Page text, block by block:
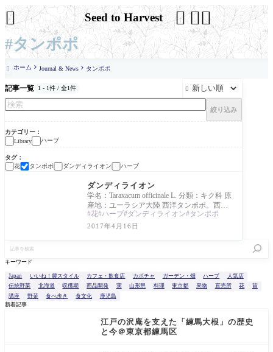
#タンポポ
Seed to Harvest 

 ホーム Journal & News タンポポ
記事一覧 1 - 1件 / 全1件 
絞り込み
カテゴリー
Library
ハーブ
タグ
花
タンポポ ダンディライオン ハーブ
Library
ダンディライオン
学名：Taraxacum officinale L. 分類：キク科 原
産地：ユーラシア大陸 西洋タンポポ。西洋
タンポポは総苞片が反り返り、日本タンポ
ポは反
花 ハーブ ダンディライオン タンポポ
2017年4月16日
を
索
キーワード
Japan いいね！農スタイル カフェ・飲食店 カボチャ ガーデン・畑 ハーブ
人気店
伝統野菜
北海道 収穫期 商品開発 実 山形県 料理 東京都 果物 直売所 花
苗
講座
野菜 食べ歩き 食文化
鹿児島
新着記事
江戸の沢庵を支えた「練馬大根」の歴史
と今＠東京都練馬区